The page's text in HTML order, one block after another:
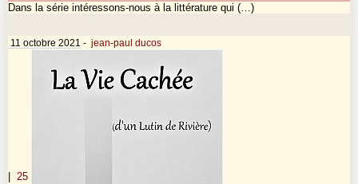
Dans la série intéressons-nous à la littérature qui (…)
11 octobre 2021 - jean-paul ducos
| 25